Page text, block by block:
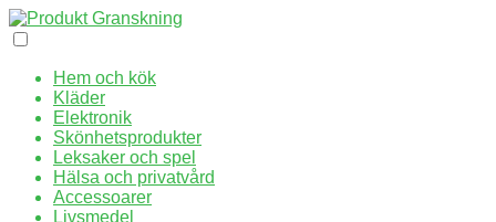
Hem och kök
Kläder
Elektronik
Skönhetsprodukter
Leksaker och spel
Hälsa och privatvård
Accessoarer
Livsmedel